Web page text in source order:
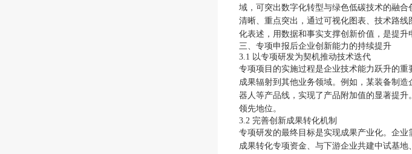
域，可突出数字化转型与绿色低碳技术的融
清晰、重点突出，通过可视化图表、技术路
化表述，用数据和事实支撑创新价值，是提升
三、专项申报后企业创新能力的持续提升
3.1 以专项研发为契机推动技术迭代
专项项目的实施过程是企业技术能力跃升的
成果辐射到其他业务领域。例如，某装备制
器人等产品线，实现了产品附加值的显著提
领先地位。
3.2 完善创新成果转化机制
专项研发的最终目标是实现成果产业化。企
成果转化专项资金、与下游企业共建中试基